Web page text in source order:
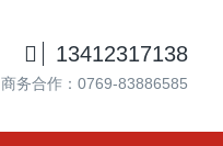
 13412317138
商务合作：0769-83886585